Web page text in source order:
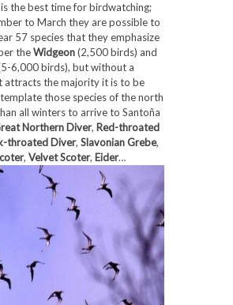
the best time for birdwatching;
to March they are possible to
57 species that they emphasize
theWidgeon(2,500 birds) and
6,000 birds), but without a
attracts the majority it is to be
those species of the north
all winters to arrive to Santoña
Northern Diver, Red-throated
throated Diver, Slavonian Grebe,
, Velvet Scoter, Eider…